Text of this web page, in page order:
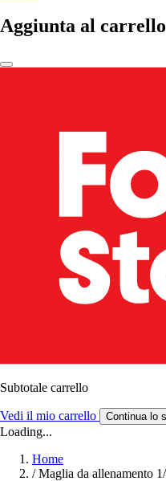
Aggiunta al
Subtotale carrello
Vedi il mio carrello Continua lo
Loading...
Home
/ Maglia da allenamento